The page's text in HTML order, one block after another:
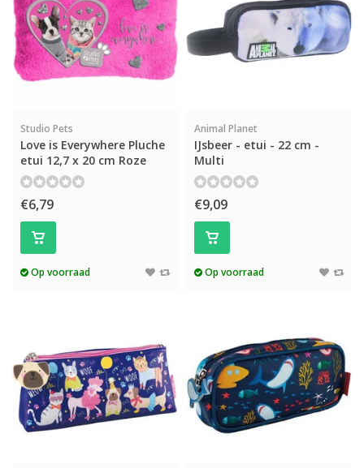
Studio Pets
Love is Everywhere Pluche
etui 12,7 x 20 cm Roze
€6,79
Op voorraad
Animal Planet
IJsbeer - etui - 22 cm -
Multi
€9,09
Op voorraad